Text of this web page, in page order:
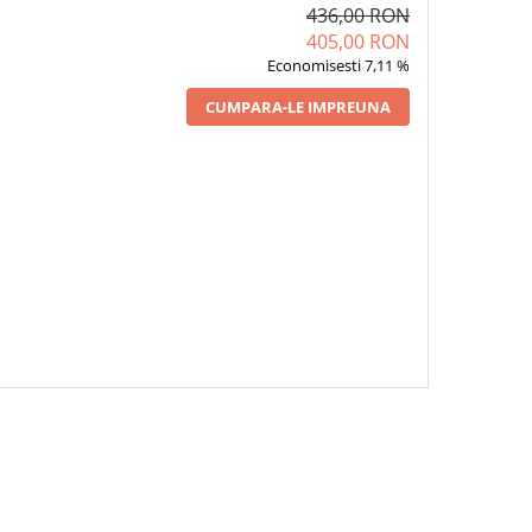
436,00 RON
405,00 RON
Economisesti 7,11 %
CUMPARA-LE IMPREUNA